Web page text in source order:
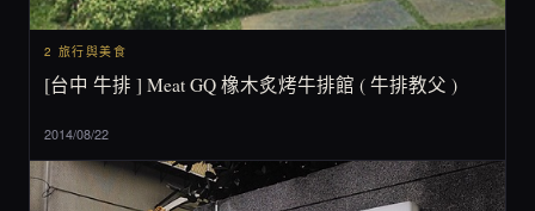
2 旅行與美食
[台中 牛排 ] Meat GQ 橡木炙烤牛排館 ( 牛排教父 )
2014/08/22